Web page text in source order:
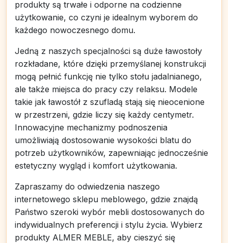
produkty są trwałe i odporne na codzienne
użytkowanie, co czyni je idealnym wyborem do
każdego nowoczesnego domu.
Jedną z naszych specjalności są duże ławostoły
rozkładane, które dzięki przemyślanej konstrukcji
mogą pełnić funkcję nie tylko stołu jadalnianego,
ale także miejsca do pracy czy relaksu. Modele
takie jak ławostół z szufladą stają się nieocenione
w przestrzeni, gdzie liczy się każdy centymetr.
Innowacyjne mechanizmy podnoszenia
umożliwiają dostosowanie wysokości blatu do
potrzeb użytkowników, zapewniając jednocześnie
estetyczny wygląd i komfort użytkowania.
Zapraszamy do odwiedzenia naszego
internetowego sklepu meblowego, gdzie znajdą
Państwo szeroki wybór mebli dostosowanych do
indywidualnych preferencji i stylu życia. Wybierz
produkty ALMER MEBLE, aby cieszyć się